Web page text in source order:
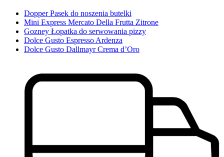
Dopper Pasek do noszenia butelki
Mini Express Mercato Della Frutta Zitrone
Gozney Łopatka do serwowania pizzy
Dolce Gusto Espresso Ardenza
Dolce Gusto Dallmayr Crema d’Oro